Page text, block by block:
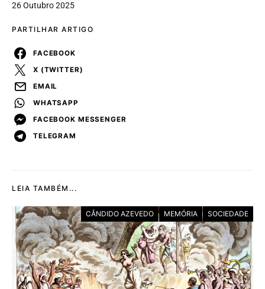
26 Outubro 2025
PARTILHAR ARTIGO
FACEBOOK
X (TWITTER)
EMAIL
WHATSAPP
FACEBOOK MESSENGER
TELEGRAM
LEIA TAMBÉM...
CÂNDIDO AZEVEDO MEMÓRIA SOCIEDADE